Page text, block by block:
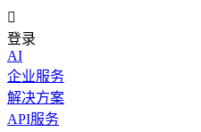

登录
AI
企业服务
解决方案
API服务